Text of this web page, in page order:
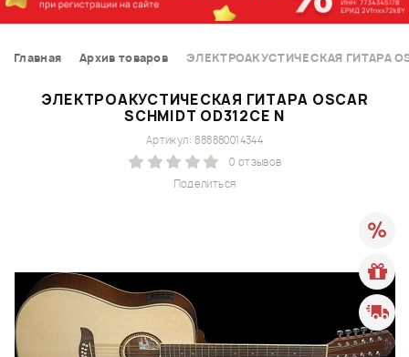
Главная Архив товаров ЭЛЕКТРОАКУСТИЧЕСКАЯ ГИТАРА
ЭЛЕКТРОАКУСТИЧЕСКАЯ ГИТАРА OSCAR
SCHMIDT OD312CE N
Поделиться
Артикул: 888880014344
0 отзывов